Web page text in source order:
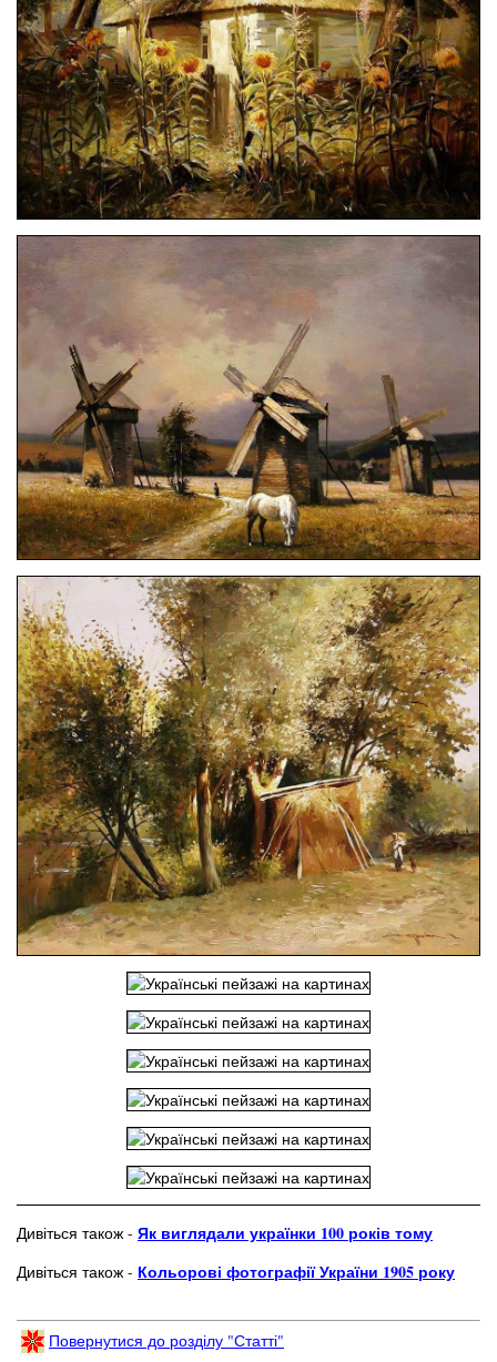
Дивіться також - Як виглядали українки 100 років тому
Дивіться також - Кольорові фотографії України 1905 року
Повернутися до розділу "Статті"